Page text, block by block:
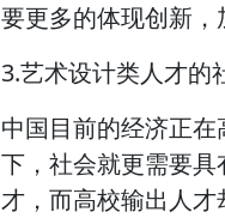
要更多的体现创新，
3.艺术设计类人才的
中国目前的经济正
下，社会就更需要
才，而高校输出人